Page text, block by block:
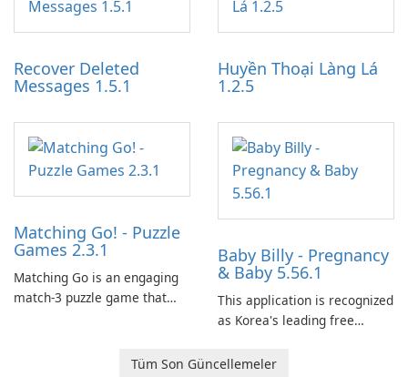
experience for Grand Theft
Auto IV.
tools for content distribution
and audience engagement.
Recover Deleted
Messages 1.5.1
Huyền Thoại Làng Lá
1.2.5
Matching Go! - Puzzle
Games 2.3.1
Matching Go is an engaging
match-3 puzzle game that
Ollie, on an adventurous
Baby Billy - Pregnancy
& Baby 5.56.1
This application is recognized
as Korea's leading free
baby tracking, offering
Tüm Son Güncellemeler